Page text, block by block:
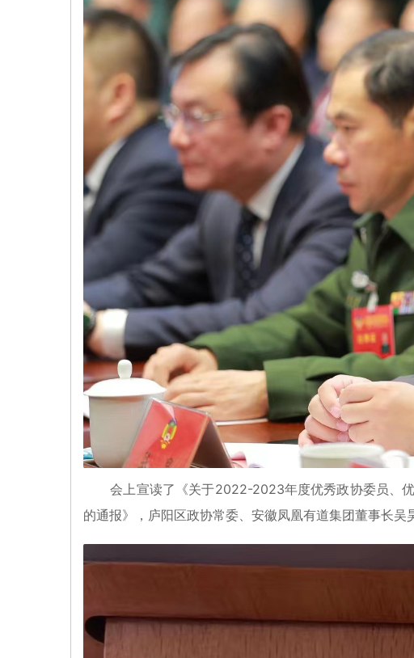
会上宣读了《关于2022-2023年度优秀政协委员、
的通报》，庐阳区政协常委、安徽凤凰有道集团董事长